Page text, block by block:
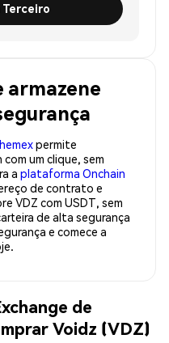
Terceiro
armazene
permite
um clique, sem
a plataforma Onchain
de contrato e
VDZ com USDT, sem
de alta segurança
e comece a
de
Voidz (VDZ)